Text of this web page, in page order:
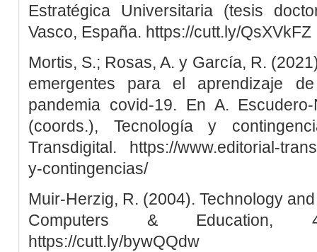
Estratégica Universitaria (tesis
Vasco, España. https://cutt.ly/QsXVkFZ
Mortis, S.; Rosas, A. y García, R.
emergentes para el aprendizaje
pandemia covid-19. En A.
(coords.), Tecnología y
Transdigital. https://www.editorial-
y-contingencias/
Muir-Herzig, R. (2004). Technology
Computers & Education,
https://cutt.ly/bywQQdw